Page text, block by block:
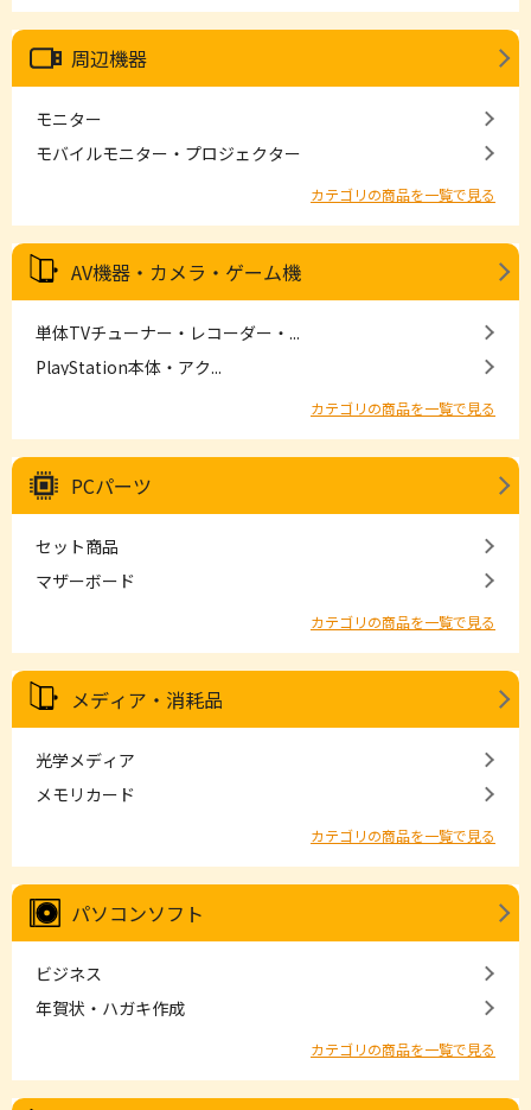
周辺機器
モニター
モバイルモニター・プロジェクター
カテゴリの商品を一覧で見る
AV機器・カメラ・ゲーム機
単体TVチューナー・レコーダー・...
PlayStation本体・アク...
カテゴリの商品を一覧で見る
PCパーツ
セット商品
マザーボード
カテゴリの商品を一覧で見る
メディア・消耗品
光学メディア
メモリカード
カテゴリの商品を一覧で見る
パソコンソフト
ビジネス
年賀状・ハガキ作成
カテゴリの商品を一覧で見る